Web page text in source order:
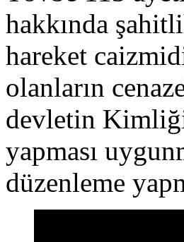
hakkında
hareket
olanların
devletin
yapması
düzenleme